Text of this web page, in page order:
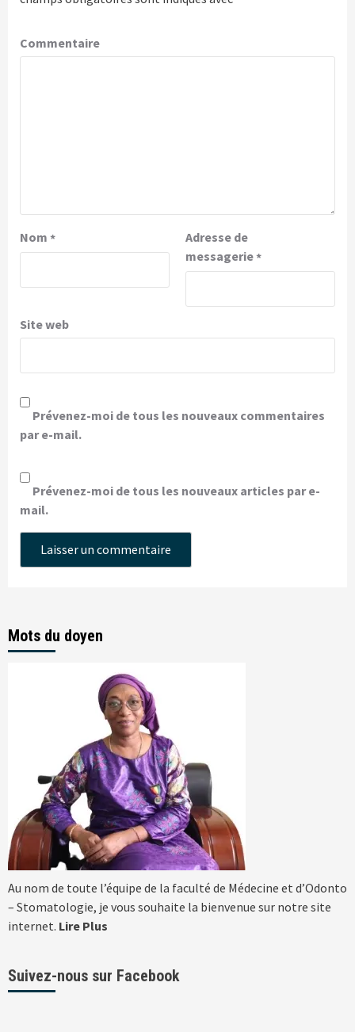
Commentaire
Nom *
Adresse de
messagerie*
Site web
Prévenez-moi de tous les nouveaux commentaires
par e-mail.
Prévenez-moi de tous les nouveaux articles par e-
mail.
Mots du doyen
Au nom de toute l’équipe de la faculté de Médecine et d’Odonto
– Stomatologie, je vous souhaite la bienvenue sur notre site
internet. Lire Plus
Suivez-nous sur Facebook